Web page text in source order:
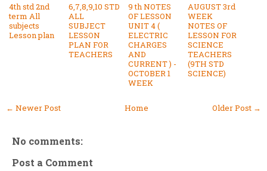
4th std 2nd
term All
subjects
Lesson plan
6,7,8,9,10 STD
ALL
SUBJECT
LESSON
PLAN FOR
TEACHERS
9 th NOTES
OF LESSON
UNIT 4 (
ELECTRIC
CHARGES
AND
CURRENT ) -
OCTOBER 1
WEEK
AUGUST 3rd
WEEK
NOTES OF
LESSON FOR
SCIENCE
TEACHERS
(9TH STD
SCIENCE)
← Newer Post Older Post →
Home
No comments:
Post a Comment